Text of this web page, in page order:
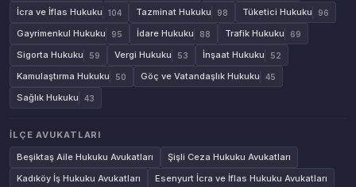
İcra ve İflas Hukuku 104 Tazminat Hukuku 98 Tüketici Hukuku 96
Gayrimenkul Hukuku 95 İdare Hukuku 88 Trafik Hukuku 69
Sigorta Hukuku 59 Vergi Hukuku 53 İnşaat Hukuku 52
Kamulaştırma Hukuku 50 Göç ve Vatandaşlık Hukuku 45
Sağlık Hukuku 43
İLÇE AVUKATLARI
Beşiktaş Aile Hukuku Avukatları
Şişli Ceza Hukuku Avukatları
Kadıköy İş Hukuku Avukatları
Esenyurt İcra ve İflas Hukuku Avukatları